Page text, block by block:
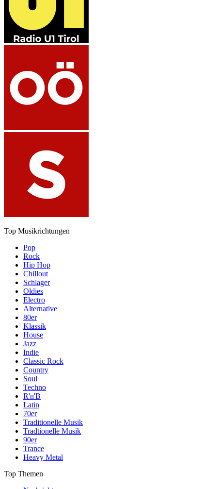
Top Musikrichtungen
Pop
Rock
Hip Hop
Chillout
Schlager
Oldies
Electro
Alternative
80er
Klassik
House
Jazz
Indie
Classic Rock
Country
Soul
Techno
R'n'B
Latin
70er
Traditionelle Musik
Tradtionelle Musik
90er
Trance
Heavy Metal
Top Themen